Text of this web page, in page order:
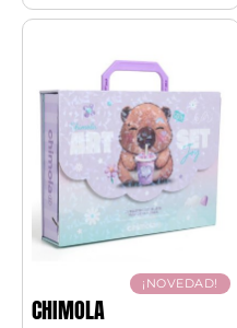
¡NOVEDAD!
CHIMOLA